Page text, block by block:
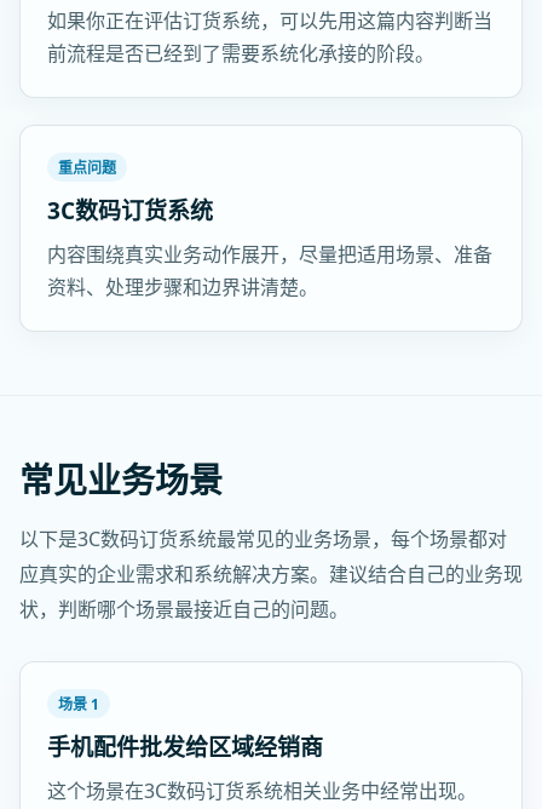
如果你正在评估订货系统，可以先用这篇内容判断当
前流程是否已经到了需要系统化承接的阶段。
重点问题
3C数码订货系统
内容围绕真实业务动作展开，尽量把适用场景、准备
资料、处理步骤和边界讲清楚。
常见业务场景
以下是3C数码订货系统最常见的业务场景，每个场景都对
应真实的企业需求和系统解决方案。建议结合自己的业务现
状，判断哪个场景最接近自己的问题。
场景 1
手机配件批发给区域经销商
这个场景在3C数码订货系统相关业务中经常出现。